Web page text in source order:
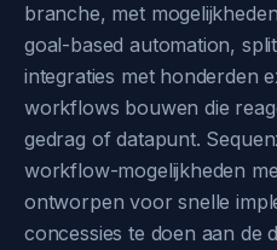
branche, met
goal-based automation,
integraties met honderden
workflows bouwen die
gedrag of datapunt.
workflow-mogelijkheden
ontworpen voor snelle
concessies te doen aan de